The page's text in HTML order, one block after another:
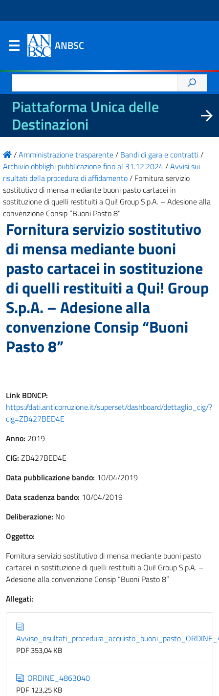
ANBSC
per:
Piattaforma Unica delle
Destinazioni
/Amministrazione trasparente/ Bandi di gara e contratti/
Archivio obblighi pubblicazione fino al 31.12.2024/Avvisi sui
risultati della procedura di affidamento/ Fornitura servizio
sostitutivo di mensa mediante buoni pasto cartacei in
sostituzione di quelli restituiti a Qui! Group S.p.A. – Adesione alla
convenzione Consip “Buoni Pasto 8”
Fornitura servizio sostitutivo
di mensa mediante buoni
pasto cartacei in sostituzione
di quelli restituiti a Qui! Group
S.p.A. – Adesione alla
convenzione Consip “Buoni
Pasto 8”
Link BDNCP:
https://dati.anticorruzione.it/superset/dashboard/dettaglio_cig/?
cig=ZD427BED4E
Anno: 2019
CIG: ZD427BED4E
Data pubblicazione bando: 10/04/2019
Data scadenza bando: 10/04/2019
Deliberazione: No
Oggetto:
Fornitura servizio sostitutivo di mensa mediante buoni pasto
cartacei in sostituzione di quelli restituiti a Qui! Group S.p.A. –
Adesione alla convenzione Consip “Buoni Pasto 8”
Allegati:
PDF 353,04 KB
ORDINE_4863040
PDF 123,25 KB